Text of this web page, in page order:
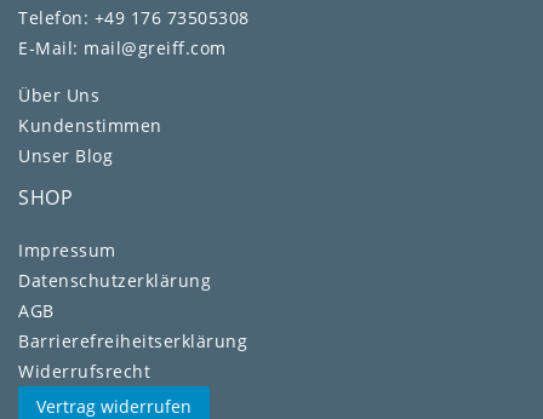
Telefon: +49 176 73505308
E-Mail: mail@greiff.com
Über Uns
Kundenstimmen
Unser Blog
SHOP
Impressum
Daten­schutz­erklärung
AGB
Barrierefreiheitserklärung
Widerrufs­recht
Vertrag widerrufen